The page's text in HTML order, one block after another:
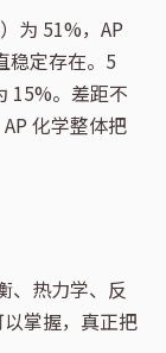
为 51%，AP
稳定存在。5
15%。差距不
化学整体把
、热力学、反
掌握，真正把